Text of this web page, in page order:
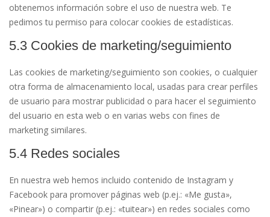
obtenemos información sobre el uso de nuestra web. Te
pedimos tu permiso para colocar cookies de estadísticas.
5.3 Cookies de marketing/seguimiento
Las cookies de marketing/seguimiento son cookies, o cualquier
otra forma de almacenamiento local, usadas para crear perfiles
de usuario para mostrar publicidad o para hacer el seguimiento
del usuario en esta web o en varias webs con fines de
marketing similares.
5.4 Redes sociales
En nuestra web hemos incluido contenido de Instagram y
Facebook para promover páginas web (p.ej.: «Me gusta»,
«Pinear») o compartir (p.ej.: «tuitear») en redes sociales como